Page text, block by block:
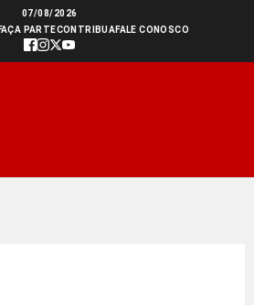
07/08/2026
FAÇA PARTECONTRIBUAFALE CONOSCO